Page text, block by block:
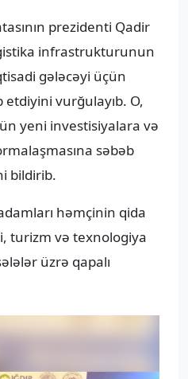
prezidenti Qadir
infrastrukturunun
gələcəyi üçün
vurğulayıb. O,
yeni investisiyalara və
səbəb
bildirib.
həmçinin qida
turizm və texnologiya
üzrə qapalı